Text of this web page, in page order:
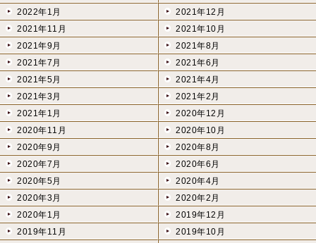
2022年1月
2021年12月
2021年11月
2021年10月
2021年9月
2021年8月
2021年7月
2021年6月
2021年5月
2021年4月
2021年3月
2021年2月
2021年1月
2020年12月
2020年11月
2020年10月
2020年9月
2020年8月
2020年7月
2020年6月
2020年5月
2020年4月
2020年3月
2020年2月
2020年1月
2019年12月
2019年11月
2019年10月